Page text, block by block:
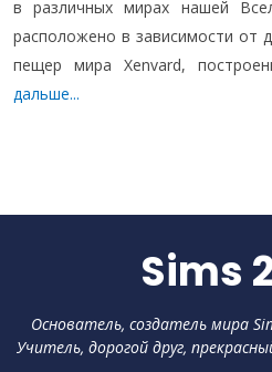
в различных мирах нашей
расположено в зависимости от
пещер мира Xenvard,
дальше...
Sims
Основатель, создатель мира
Учитель, дорогой друг,